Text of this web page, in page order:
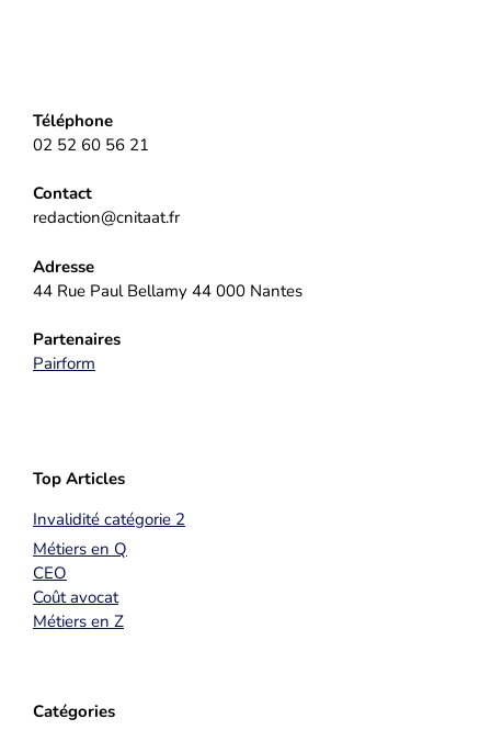
Téléphone
02 52 60 56 21
Contact
redaction@cnitaat.fr
Adresse
44 Rue Paul Bellamy 44 000 Nantes
Partenaires
Pairform
Top Articles
Invalidité catégorie 2
Métiers en Q
CEO
Coût avocat
Métiers en Z
Catégories